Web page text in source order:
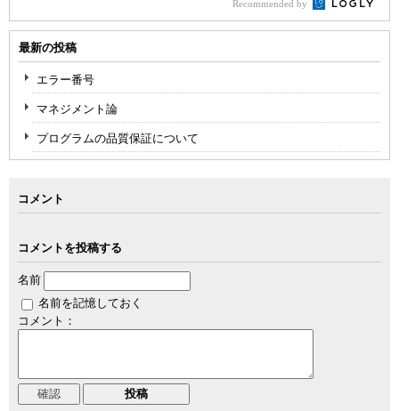
Recommended by
最新の投稿
エラー番号
マネジメント論
プログラムの品質保証について
コメント
コメントを投稿する
名前
名前を記憶しておく
コメント：